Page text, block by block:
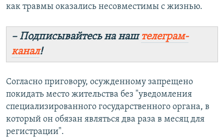
как травмы оказались несовместимы с жизнью.
– Подписывайтесь на наштелеграм-
канал!
Согласно приговору, осужденному запрещено
покидать место жительства без "уведомления
специализированного государственного органа, в
который он обязан являться два раза в месяц для
регистрации".